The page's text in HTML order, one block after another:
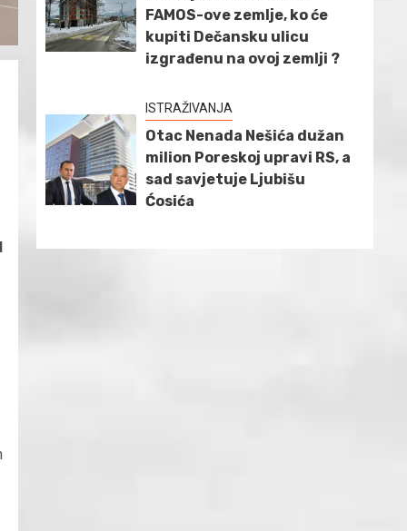
FAMOS-ove zemlje, ko će
kupiti Dečansku ulicu
izgrađenu na ovoj zemlji ?
ISTRAŽIVANJA
Otac Nenada Nešića dužan
milion Poreskoj upravi RS, a
sad savjetuje Ljubišu
Ćosića